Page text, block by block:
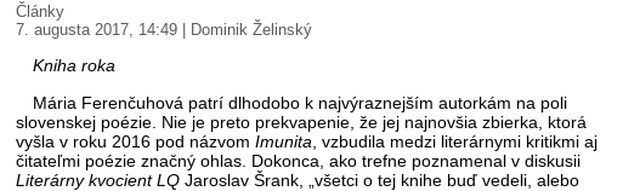
Články
7. augusta 2017, 14:49 | Dominik Želinský
Kniha roka
Mária Ferenčuhová patrí dlhodobo k najvýraznejším autorkám na poli
slovenskej poézie. Nie je preto prekvapenie, že jej najnovšia zbierka, ktorá
vyšla v roku 2016 pod názvom Imunita , vzbudila medzi literárnymi kritikmi aj
čitateľmi poézie značný ohlas. Dokonca, ako trefne poznamenal v diskusii
Literárny kvocient LQ Jaroslav Šrank, „všetci o tej knihe buď vedeli, alebo